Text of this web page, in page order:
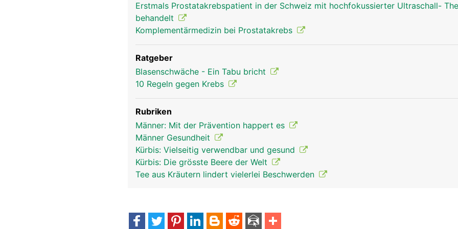
Erstmals Prostatakrebspatient in der Schweiz mit hochfokussierter Ultraschall-
behandelt
Komplementärmedizin bei Prostatakrebs
Ratgeber
Blasenschwäche - Ein Tabu bricht
10 Regeln gegen Krebs
Rubriken
Männer: Mit der Prävention happert es
Männer Gesundheit
Kürbis: Vielseitig verwendbar und gesund
Kürbis: Die grösste Beere der Welt
Tee aus Kräutern lindert vielerlei Beschwerden